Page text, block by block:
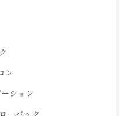
ン
ション
ーパック